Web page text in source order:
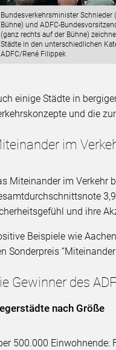
Bundesverkehrsminister Schnieder
Bühne) und ADFC-
(ganz rechts auf der Bühne)
Städte in den unterschiedlichen
ADFC/René Filippek
einige Städte in
und die
im
Miteinander im Verkehr
und ihre
Beispiele wie
Sonderpreis
Gewinner des
nach Größe
500.000 Einwohnende: